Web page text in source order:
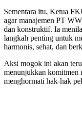
Sementara itu, Ketua
agar manajemen PT
dan konstruktif. Ia
langkah penting untuk
harmonis, sehat, dan
Aksi mogok ini akan
menunjukkan komitmen
menghormati hak-hak